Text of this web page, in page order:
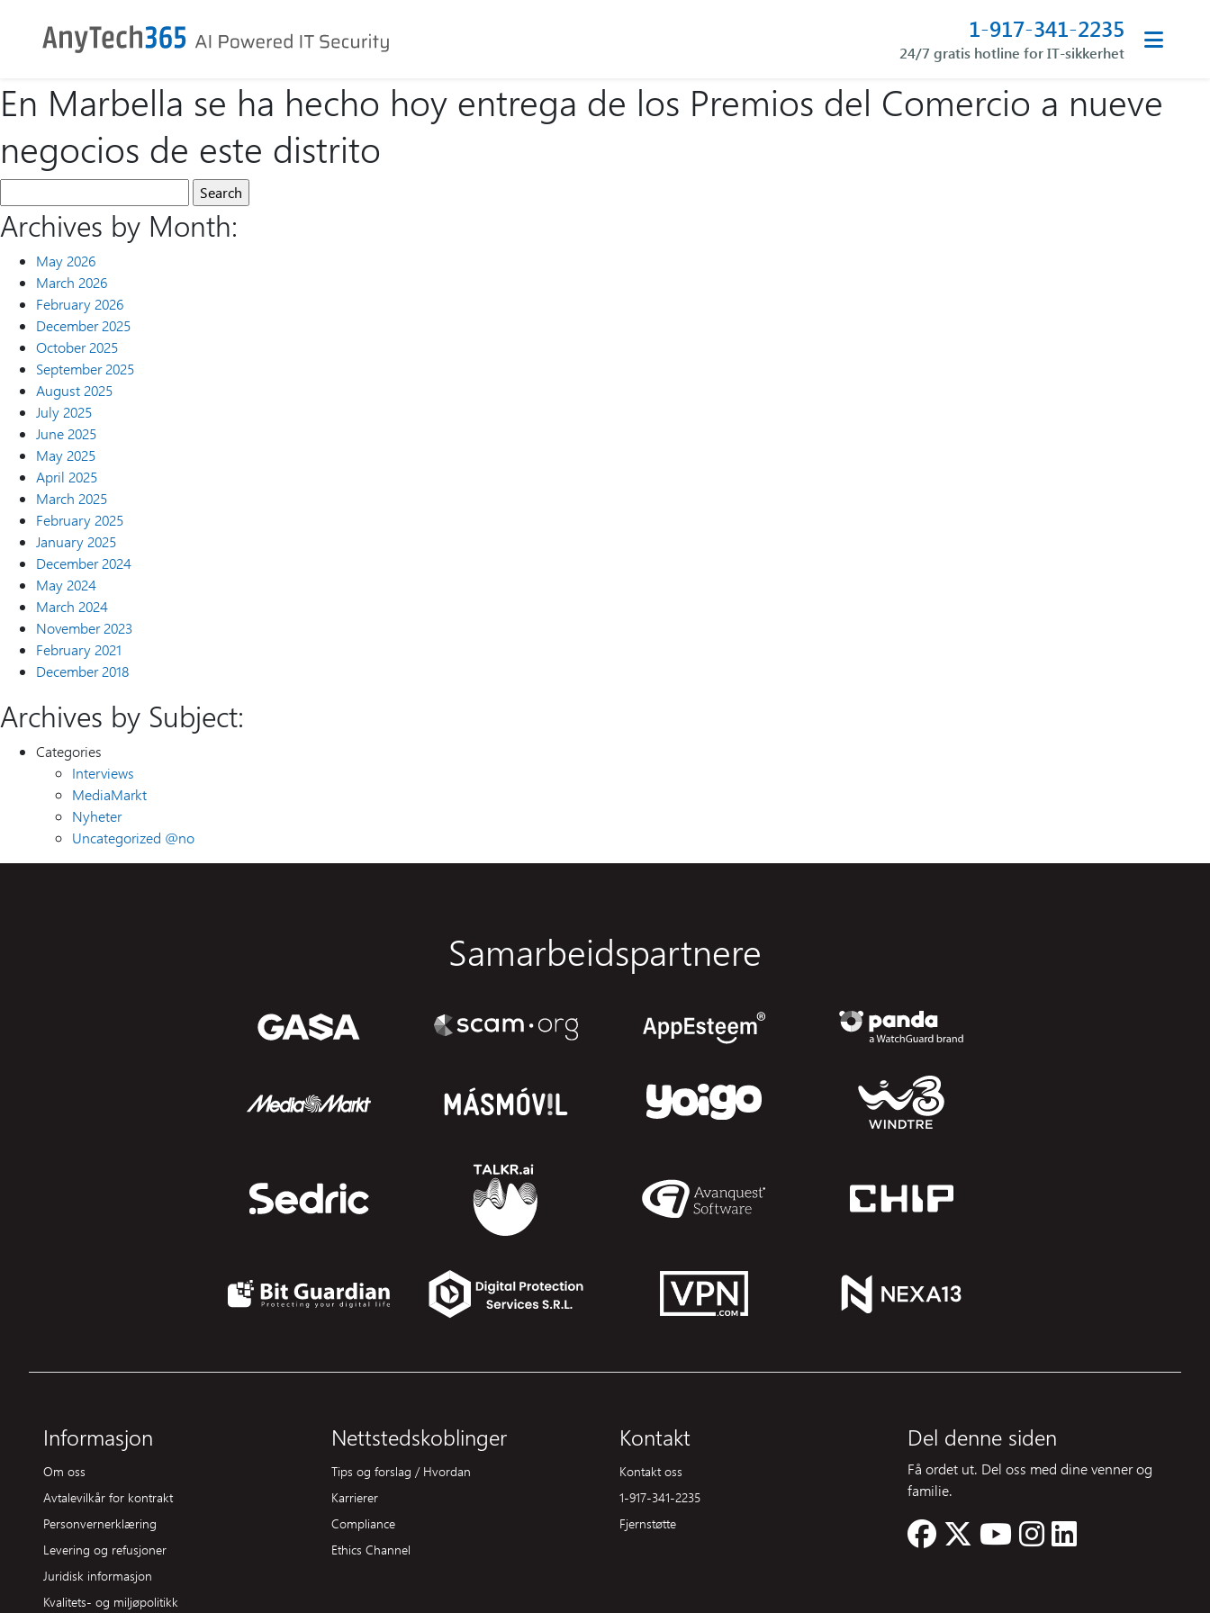
1-917-341-2235
24/7 gratis hotline for IT-sikkerhet
En Marbella se ha hecho hoy entrega de los Premios del Comercio a nueve
negocios de este distrito
Archives by Month:
May 2026
March 2026
February 2026
December 2025
October 2025
September 2025
August 2025
July 2025
June 2025
May 2025
April 2025
March 2025
February 2025
January 2025
December 2024
May 2024
March 2024
November 2023
February 2021
December 2018
Archives by Subject:
Categories
Interviews
MediaMarkt
Nyheter
Uncategorized @no
Samarbeidspartnere
Informasjon
Om oss
Avtalevilkår for kontrakt
Personvernerklæring
Levering og refusjoner
Juridisk informasjon
Kvalitets- og miljøpolitikk
Nettstedskoblinger
Tips og forslag / Hvordan
Karrierer
Compliance
Ethics Channel
Kontakt
Kontakt oss
1-917-341-2235
Fjernstøtte
Del denne siden
Få ordet ut. Del oss med dine venner og
familie.